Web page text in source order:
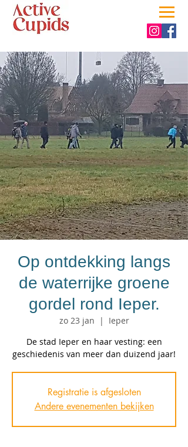
Op ontdekking langs
de waterrijke groene
gordel rond Ieper.
zo 23 jan
  |
Ieper
De stad Ieper en haar vesting: een
geschiedenis van meer dan duizend jaar!
Registratie is afgesloten
Andere evenementen bekijken